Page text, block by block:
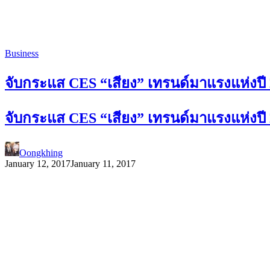
Business
จับกระแส CES “เสียง” เทรนด์มาแรงแห่งปี
จับกระแส CES “เสียง” เทรนด์มาแรงแห่งปี
Oongkhing
January 12, 2017January 11, 2017